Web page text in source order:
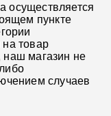
осуществляется
пункте
на товар
наш магазин не
случаев